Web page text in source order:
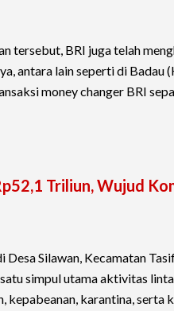
tersebut, BRI juga telah
antara lain seperti di Badau
money changer BRI
Triliun, Wujud
Silawan, Kecamatan
simpul utama aktivitas
kepabeanan, karantina, serta